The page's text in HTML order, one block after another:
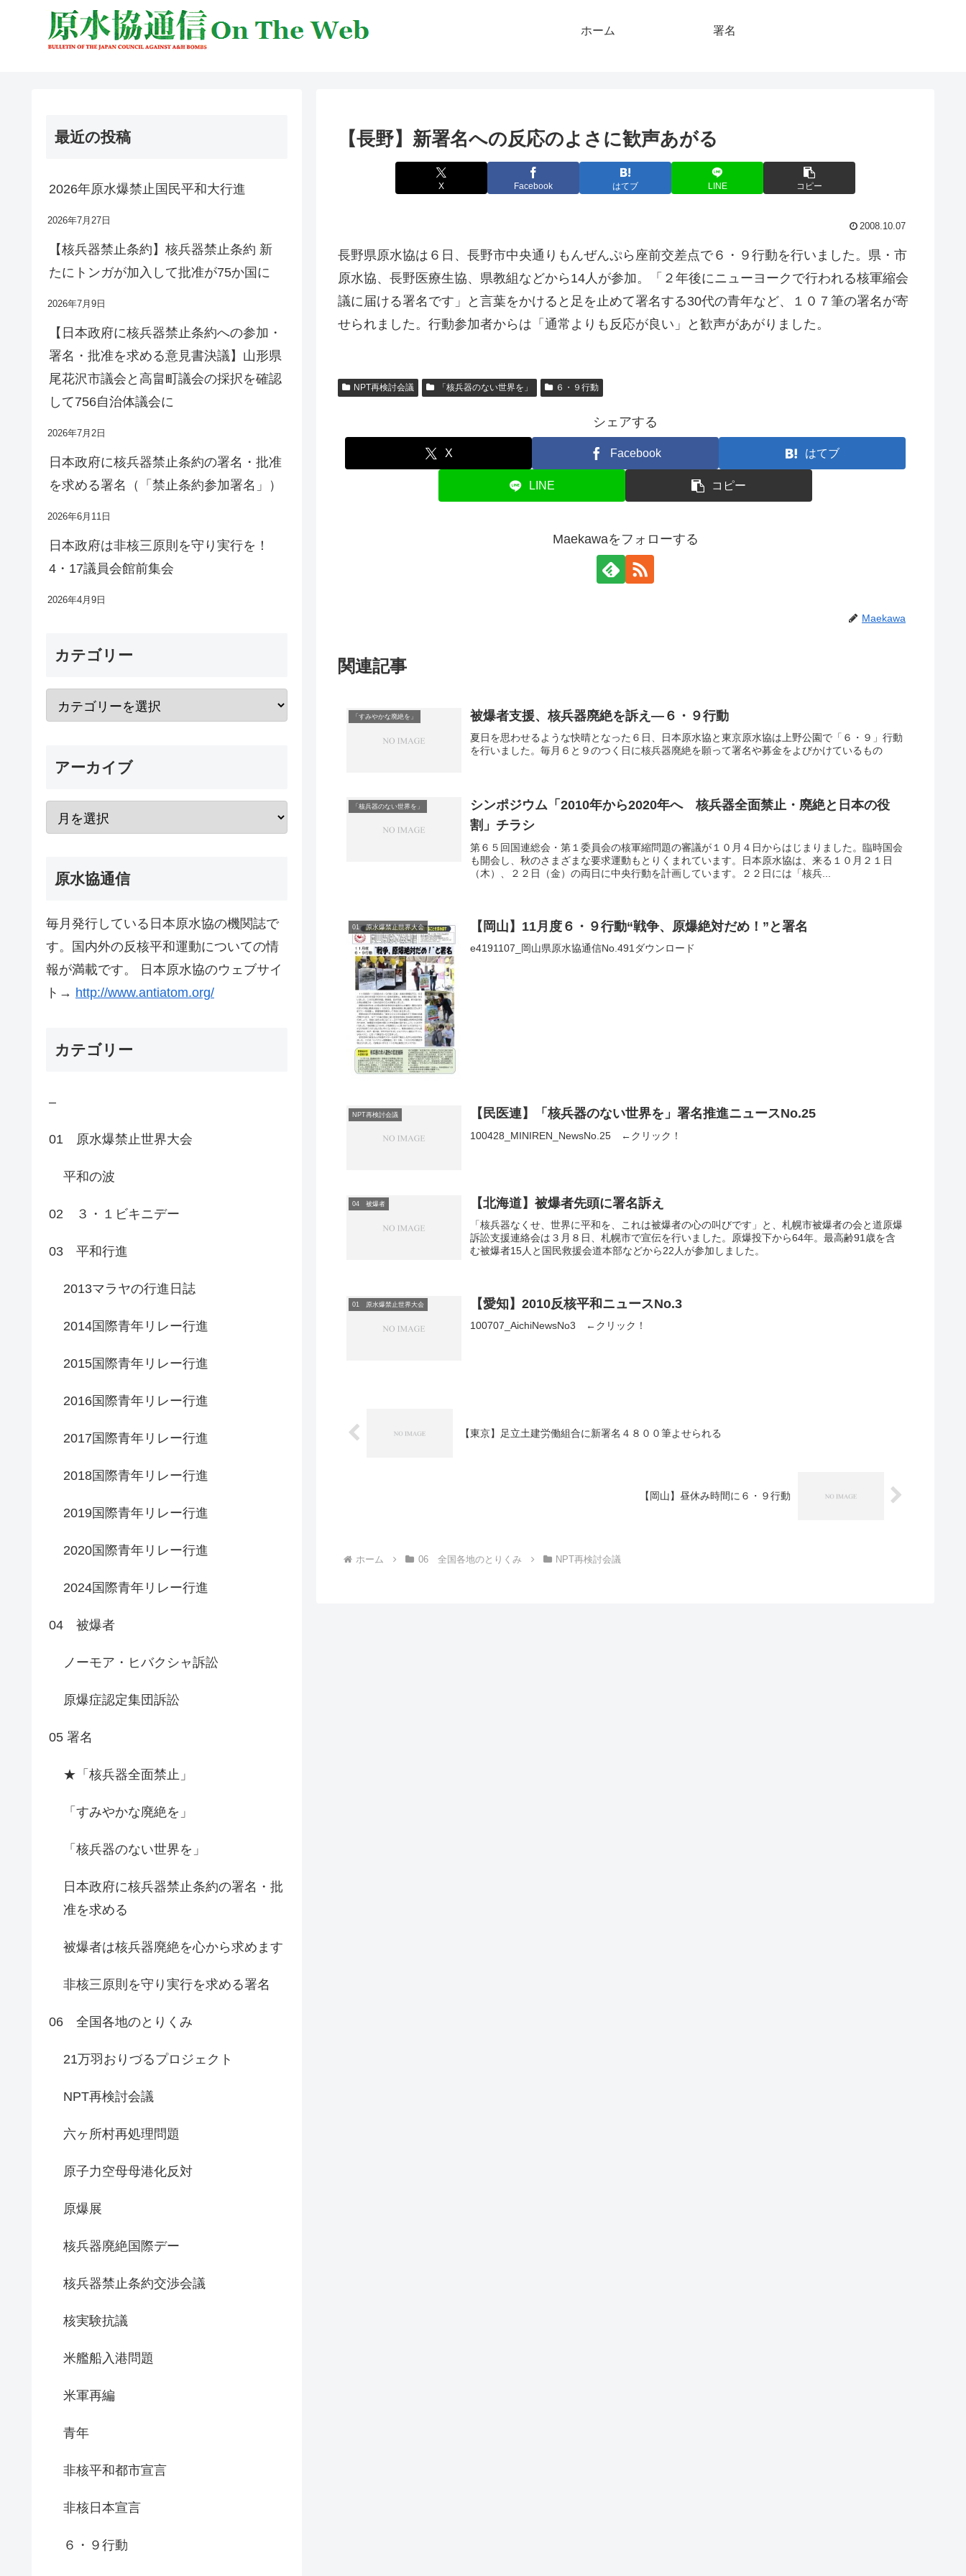
ホーム 署名
【長野】新署名への反応のよさに歓声あがる
X Facebook はてブ LINE コピー
2008.10.07
長野県原水協は６日、長野市中央通りもんぜんぷら座前交差点で６・９行動を行いました。県・市
原水協、長野医療生協、県教組などから14人が参加。「２年後にニューヨークで行われる核軍縮会
議に届ける署名です」と言葉をかけると足を止めて署名する30代の青年など、１０７筆の署名が寄
せられました。行動参加者からは「通常よりも反応が良い」と歓声があがりました。
NPT再検討会議 「核兵器のない世界を」 ６・９行動
シェアする
X Facebook はてブ
LINE コピー
Maekawaをフォローする
Maekawa
関連記事
「すみやかな廃絶を」 被爆者支援、核兵器廃絶を訴え―６・９行動
夏日を思わせるような快晴となった６日、日本原水協と東京原水協は上野公園で「６・９」行動
を行いました。毎月６と９のつく日に核兵器廃絶を願って署名や募金をよびかけているもの
「核兵器のない世界を」
シンポジウム「2010年から2020年へ 核兵器全面禁止・廃絶と日本の役
割」チラシ
第６５回国連総会・第１委員会の核軍縮問題の審議が１０月４日からはじまりました。臨時国会
も開会し、秋のさまざまな要求運動もとりくまれています。日本原水協は、来る１０月２１日
（木）、２２日（金）の両日に中央行動を計画しています。２２日には「核兵...
01 原水爆禁止世界大会 【岡山】11月度６・９行動“戦争、原爆絶対だめ！”と署名
e4191107_岡山県原水協通信No.491ダウンロード
NPT再検討会議 【民医連】「核兵器のない世界を」署名推進ニュースNo.25
100428_MINIREN_NewsNo.25 ←クリック！
04 被爆者 【北海道】被爆者先頭に署名訴え
「核兵器なくせ、世界に平和を、これは被爆者の心の叫びです」と、札幌市被爆者の会と道原爆
訴訟支援連絡会は３月８日、札幌市で宣伝を行いました。原爆投下から64年。最高齢91歳を含
む被爆者15人と国民救援会道本部などから22人が参加しました。
01 原水爆禁止世界大会 【愛知】2010反核平和ニュースNo.3
100707_AichiNewsNo3 ←クリック！
【東京】足立土建労働組合に新署名４８００筆よせられる
【岡山】昼休み時間に６・９行動
ホーム 06 全国各地のとりくみ NPT再検討会議
最近の投稿
2026年原水爆禁止国民平和大行進
2026年7月27日
【核兵器禁止条約】核兵器禁止条約 新
たにトンガが加入して批准が75か国に
2026年7月9日
【日本政府に核兵器禁止条約への参加・
署名・批准を求める意見書決議】山形県
尾花沢市議会と高畠町議会の採択を確認
して756自治体議会に
2026年7月2日
日本政府に核兵器禁止条約の署名・批准
を求める署名（「禁止条約参加署名」）
2026年6月11日
日本政府は非核三原則を守り実行を！
4・17議員会館前集会
2026年4月9日
カテゴリー
アーカイブ
原水協通信
毎月発行している日本原水協の機関誌で
す。国内外の反核平和運動についての情
報が満載です。 日本原水協のウェブサイ
ト→ http://www.antiatom.org/
カテゴリー
–
01 原水爆禁止世界大会
平和の波
02 ３・１ビキニデー
03 平和行進
2013マラヤの行進日誌
2014国際青年リレー行進
2015国際青年リレー行進
2016国際青年リレー行進
2017国際青年リレー行進
2018国際青年リレー行進
2019国際青年リレー行進
2020国際青年リレー行進
2024国際青年リレー行進
04 被爆者
ノーモア・ヒバクシャ訴訟
原爆症認定集団訴訟
05 署名
★「核兵器全面禁止」
「すみやかな廃絶を」
「核兵器のない世界を」
日本政府に核兵器禁止条約の署名・批
准を求める
被爆者は核兵器廃絶を心から求めます
非核三原則を守り実行を求める署名
06 全国各地のとりくみ
21万羽おりづるプロジェクト
NPT再検討会議
六ヶ所村再処理問題
原子力空母母港化反対
原爆展
核兵器廃絶国際デー
核兵器禁止条約交渉会議
核実験抗議
米艦船入港問題
米軍再編
青年
非核平和都市宣言
非核日本宣言
６・９行動